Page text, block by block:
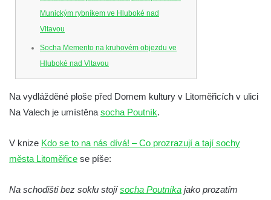
Munickým rybníkem ve Hluboké nad
Vltavou
Socha Memento na kruhovém objezdu ve
Hluboké nad Vltavou
Socha Smilodon v ZOO Hluboká
Socha Veledaněk v ZOO Hluboká
Socha Koroun bezzubý v ZOO Hluboká
Socha Plejtvák obrovský v ZOO Hluboká
Socha Mamutí lebka v ZOO Hluboká
Na vydlážděné ploše před Domem kultury v Litoměřicích v ulici
Na Valech je umístěna socha Poutník.
V knize Kdo se to na nás dívá! – Co prozrazují a tají sochy
města Litoměřice se píše:
Na schodišti bez soklu stojísocha Poutníka jako prozatím